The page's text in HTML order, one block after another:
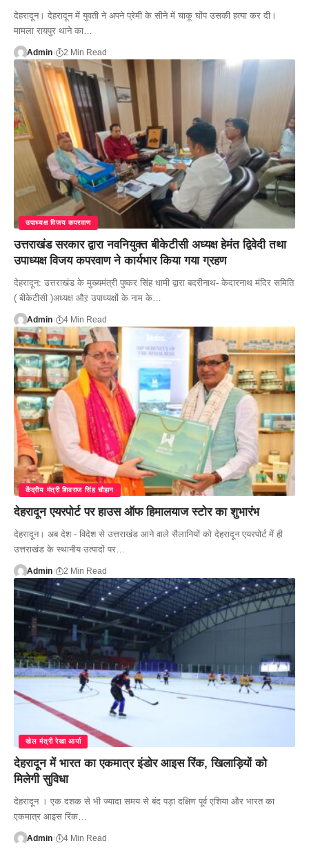
देहरादून। देहरादून में युवती ने अपने प्रेमी के सीने में चाकू घोंप उसकी हत्या कर दी।
मामला रायपुर थाने का…
Admin 2 Min Read
उपाध्यक्ष विजय कपरवाण
उत्तराखंड सरकार द्वारा नव‌नियुक्त बीकेटीसी अध्यक्ष हेमंत द्विवेदी तथा
उपाध्यक्ष विजय कपरवाण ने कार्यभार किया गया ग्रहण
देहरादून: उत्तराखंड के मुख्यमंत्री पुष्कर सिंह धामी द्वारा बदरीनाथ- केदारनाथ मंदिर समिति
( बीकेटीसी )अध्यक्ष औऱ उपाध्यक्षों के नाम के…
Admin 4 Min Read
केंद्रीय मंत्री शिवराज सिंह चौहान
देहरादून एयरपोर्ट पर हाउस ऑफ हिमालयाज स्टोर का शुभारंभ
देहरादून। अब देश - विदेश से उत्तराखंड आने वाले सैलानियों को देहरादून एयरपोर्ट में ही
उत्तराखंड के स्थानीय उत्पादों पर…
Admin 2 Min Read
खेल मंत्री रेखा आर्या
देहरादून में भारत का एकमात्र इंडोर आइस रिंक, खिलाड़ियों को
मिलेगी सुविधा
देहरादून । एक दशक से भी ज्यादा समय से बंद पड़ा दक्षिण पूर्व एशिया और भारत का
एकमात्र आइस रिंक…
Admin 4 Min Read